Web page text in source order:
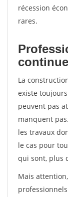
récession
rares.
La
existe
peuvent pas
manquent
les travaux
le cas pour
qui sont, plus
Mais